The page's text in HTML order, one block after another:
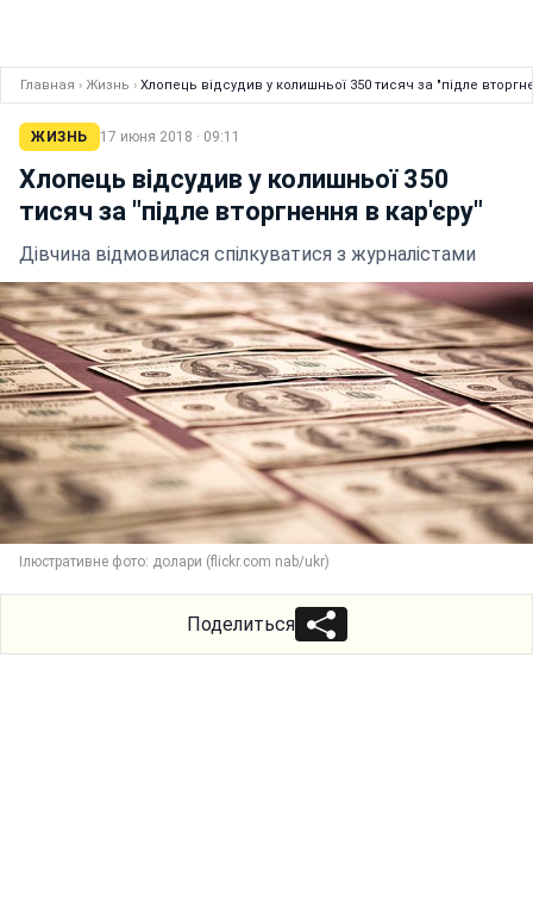
Главная › Жизнь › Хлопець відсудив у колишньої 350 тисяч за "підле
ЖИЗНЬ 17 июня 2018 · 09:11
Хлопець відсудив у колишньої 350
тисяч за "підле вторгнення в кар'єру"
Дівчина відмовилася спілкуватися з журналістами
Ілюстративне фото: долари (flickr.com nab/ukr)
Поделиться